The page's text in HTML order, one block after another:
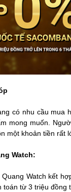
có nhu cầu
mong muốn.
một khoản tiền rất
Watch:
Watch kết
từ 3 triệu đồng